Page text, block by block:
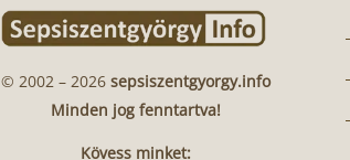
© 2002 – 2026 sepsiszentgyorgy.info
Minden jog fenntartva!
Kövess minket: